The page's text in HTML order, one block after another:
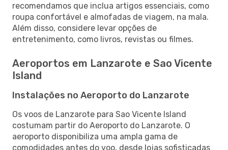
recomendamos que inclua artigos essenciais, como
roupa confortável e almofadas de viagem, na mala.
Além disso, considere levar opções de
entretenimento, como livros, revistas ou filmes.
Aeroportos em Lanzarote e Sao Vicente
Island
Instalações no Aeroporto do Lanzarote
Os voos de Lanzarote para Sao Vicente Island
costumam partir do Aeroporto do Lanzarote. O
aeroporto disponibiliza uma ampla gama de
comodidades antes do voo, desde lojas sofisticadas